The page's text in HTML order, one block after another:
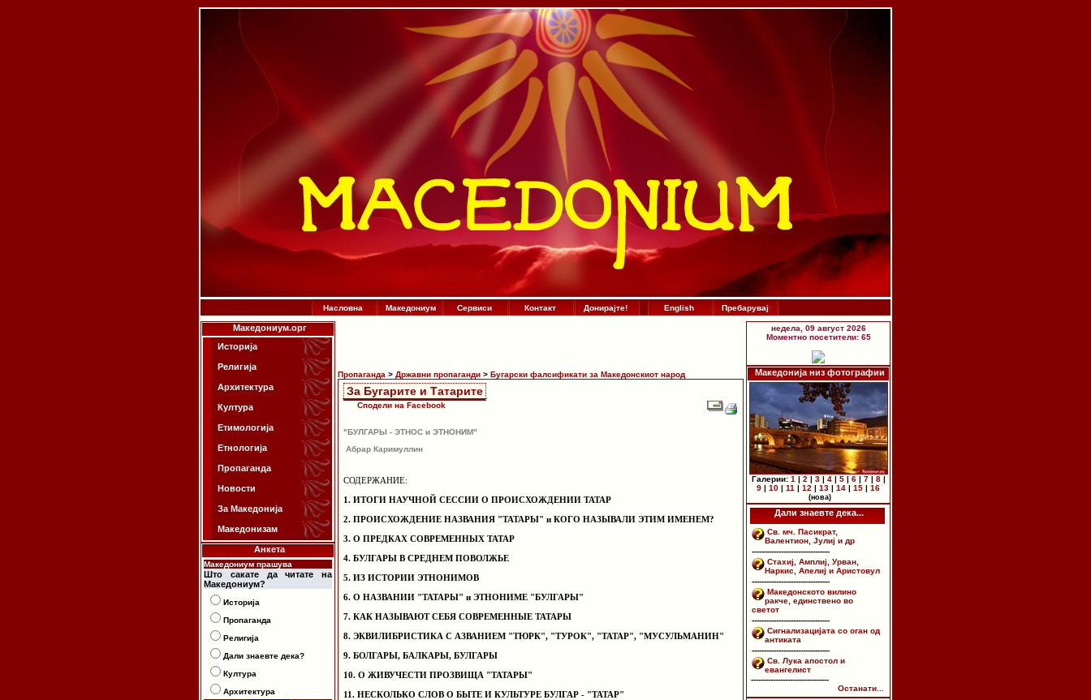
Насловна Македониум Сервиси Контакт Донирајте! :. : English Пребарувај
Македониум.орг
Историја
Религија
Архитектура
Култура
Етимологија
Етнологија
Пропаганда
Новости
За Македонија
Македонизам
Анкета
Македониум прашува
Што сакате да читате на
Македониум?
Историја
Пропаганда
Религија
Дали знаевте дека?
Култура
Архитектура
Пропаганда > Државни пропаганди > Бугарски фалсификати за Македонскиот народ
За Бугарите и Татарите
Сподели на Facebook
"БУЛГАРЫ - ЭТНОС и ЭТНОНИМ"
Абрар Каримуллин
СОДЕРЖАНИЕ:
1. ИТОГИ НАУЧНОЙ СЕССИИ О ПРОИСХОЖДЕНИИ ТАТАР
2. ПРОИСХОЖДЕНИЕ НАЗВАНИЯ "ТАТАРЫ" и КОГО НАЗЫВАЛИ ЭТИМ ИМЕНЕМ?
3. О ПРЕДКАХ СОВРЕМЕННЫХ ТАТАР
4. БУЛГАРЫ В СРЕДНЕМ ПОВОЛЖЬЕ
5. ИЗ ИСТОРИИ ЭТНОНИМОВ
6. О НАЗВАНИИ "ТАТАРЫ" и ЭТНОНИМЕ "БУЛГАРЫ"
7. КАК НАЗЫВАЮТ СЕБЯ СОВРЕМЕННЫЕ ТАТАРЫ
8. ЭКВИЛИБРИСТИКА С АЗВАНИЕМ "ТЮРК", "ТУРОК", "ТАТАР", "МУСУЛЬМАНИН"
9. БОЛГАРЫ, БАЛКАРЫ, БУЛГАРЫ
10. О ЖИВУЧЕСТИ ПРОЗВИЩА "ТАТАРЫ"
11. НЕСКОЛЬКО СЛОВ О БЫТЕ И КУЛЬТУРЕ БУЛГАР - "ТАТАР"
недела, 09 август 2026
Моментно посетители: 65
Македонија низ фотографии
Галерии: 1| 2| 3| 4| 5| 6| 7| 8|
9 | 10 | 11 | 12 | 13 | 14 | 15 | 16
(нова)
Дали знаевте дека...
Св. мч. Пасикрат,
Валентион, Јулиј и др
--------------------------------
Стахиј, Амплиј, Урван,
Наркис, Апелиј и Аристовул
--------------------------------
Македонското вилино
ракче, единствено во
светот
--------------------------------
Сигнализацијата со оган од
антиката
--------------------------------
Св. Лука апостол и
евангелист
--------------------------------
Останати...